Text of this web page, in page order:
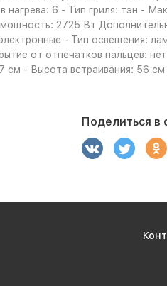
6 - Тип гриля: тэн -
2725 Вт
- Тип освещения:
от отпечатков пальцев:
- Высота встраивания: 56
Поделиться в